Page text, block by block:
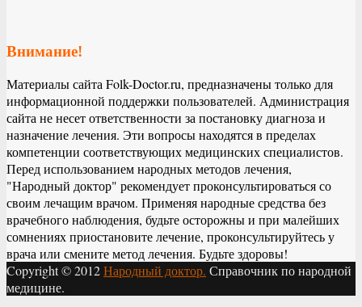
Внимание!
Материалы сайта Folk-Doctor.ru, предназначены только для
информационной поддержки пользователей. Администрация
сайта не несет ответственности за постановку диагноза и
назначение лечения. Эти вопросы находятся в пределах
компетенции соответствующих медицинских специалистов.
Перед использованием народных методов лечения,
"Народный доктор" рекомендует проконсультироваться со
своим лечащим врачом. Применяя народные средства без
врачебного наблюдения, будьте осторожны и при малейших
сомнениях приостановите лечение, проконсультируйтесь у
врача или смените метод лечения. Будьте здоровы!
Copyright © 2012Народный доктор. Справочник по народной
медицине.